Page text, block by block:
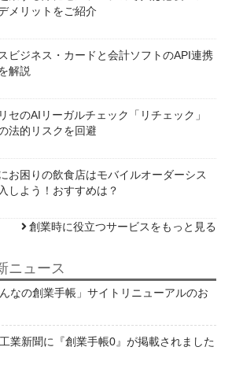
メリットをご紹介
ビジネス・カードと会計ソフトのAPI連携
解説
セのAIリーガルチェック「リチェック」
法的リスクを回避
お困りの飲食店はモバイルオーダーシス
しよう！おすすめは？
創業時に役立つサービスをもっと見る
ニュース
んなの創業手帳」サイトリニューアルのお
業新聞に『創業手帳0』が掲載されました